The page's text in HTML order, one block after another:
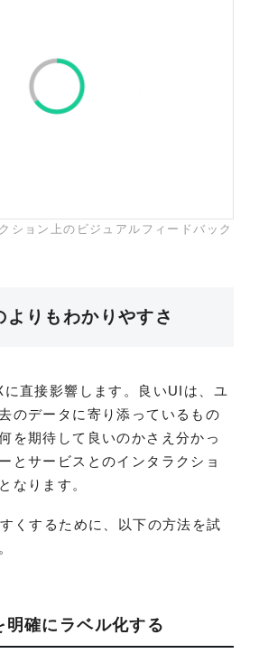
ション上のビジュアルフィードバック
よりもわかりやすさ
直接影響します。良いUIは、ユ
のデータに寄り添っているもの
を期待して良いのかさえ分かっ
とサービスとのインタラクショ
なります。
くするために、以下の方法を試
確にラベル化する